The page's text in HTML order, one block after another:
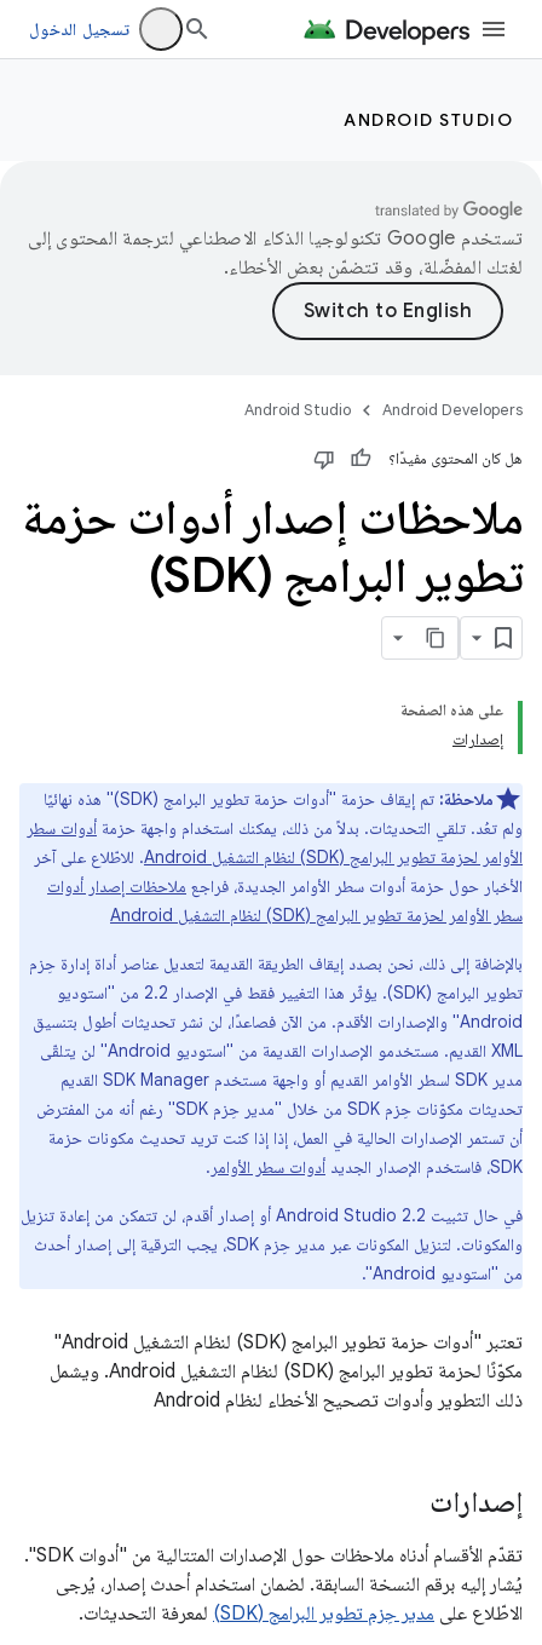
تسجيل الدخول
ANDROID STUDIO
تستخدم Google تكنولوجيا الذكاء الاصطناعي لترجمة المحتوى إلى
لغتك المفضّلة، وقد تتضمّن بعض الأخطاء.
Android Developers
Android Studio
هل كان المحتوى مفيدًا؟
ملاحظات إصدار أدوات حزمة
تطوير البرامج (SDK)
على هذه الصفحة
إصدارات
ملاحظة:
تم إيقاف حزمة "أدوات حزمة تطوير البرامج (SDK)" هذه نهائيًا
ولم تعُد. تلقي التحديثات. بدلاً من ذلك، يمكنك استخدام واجهة حزمة أدوات سطر
الأوامر لحزمة تطوير البرامج (SDK) لنظام التشغيل Android
. للاطّلاع على آخر
الأخبار حول حزمة أدوات سطر الأوامر الجديدة، فراجع ملاحظات إصدار أدوات
سطر الأوامر لحزمة تطوير البرامج (SDK) لنظام التشغيل Android
بالإضافة إلى ذلك، نحن بصدد إيقاف الطريقة القديمة لتعديل عناصر أداة إدارة حِزم
تطوير البرامج (SDK). يؤثّر هذا التغيير فقط في الإصدار 2.2 من "استوديو
Android" والإصدارات الأقدم. من الآن فصاعدًا، لن نشر تحديثات أطول بتنسيق
XML القديم. مستخدمو الإصدارات القديمة من "استوديو Android" لن يتلقّى
مدير SDK لسطر الأوامر القديم أو واجهة مستخدم SDK Manager القديم
تحديثات مكوّنات حِزم SDK من خلال "مدير حِزم SDK" رغم أنه من المفترض
أن تستمر الإصدارات الحالية في العمل، إذا إذا كنت تريد تحديث مكونات حزمة
SDK، فاستخدم الإصدار الجديد
أدوات سطر الأوامر .
في حال تثبيت Android Studio 2.2 أو إصدار أقدم، لن تتمكن من إعادة تنزيل
والمكونات. لتنزيل المكونات عبر مدير حِزم SDK، يجب الترقية إلى إصدار أحدث
من "استوديو Android".
تعتبر "أدوات حزمة تطوير البرامج (SDK) لنظام التشغيل Android"
مكوّنًا لحزمة تطوير البرامج (SDK) لنظام التشغيل Android. ويشمل
ذلك التطوير وأدوات تصحيح الأخطاء لنظام Android
إصدارات
تقدّم الأقسام أدناه ملاحظات حول الإصدارات المتتالية من "أدوات SDK".
يُشار إليه برقم النسخة السابقة. لضمان استخدام أحدث إصدار، يُرجى
الاطّلاع على مدير حِزم تطوير البرامج (SDK)
لمعرفة التحديثات.